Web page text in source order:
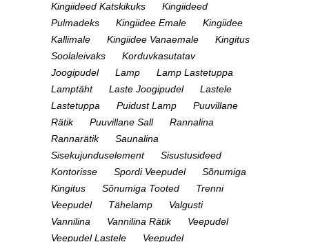
Kingiideed Katskikuks
Kingiideed
Pulmadeks
Kingiidee Emale
Kingiidee
Kallimale
Kingiidee Vanaemale
Kingitus
Soolaleivaks
Korduvkasutatav
Joogipudel
Lamp
Lamp Lastetuppa
Lamptäht
Laste Joogipudel
Lastele
Lastetuppa
Puidust Lamp
Puuvillane
Rätik
Puuvillane Sall
Rannalina
Rannarätik
Saunalina
Sisekujunduselement
Sisustusideed
Kontorisse
Spordi Veepudel
Sõnumiga
Kingitus
Sõnumiga Tooted
Trenni
Veepudel
Tähelamp
Valgusti
Vannilina
Vannilina Rätik
Veepudel
Veepudel Lastele
Veepudel